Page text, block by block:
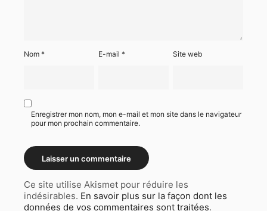
Nom * E-mail* Site web
Enregistrer mon nom, mon e-mail et mon site dans le navigateur
pour mon prochain commentaire.
Ce site utilise Akismet pour réduire les
indésirables. En savoir plus sur la façon dont les
données de vos commentaires sont traitées.